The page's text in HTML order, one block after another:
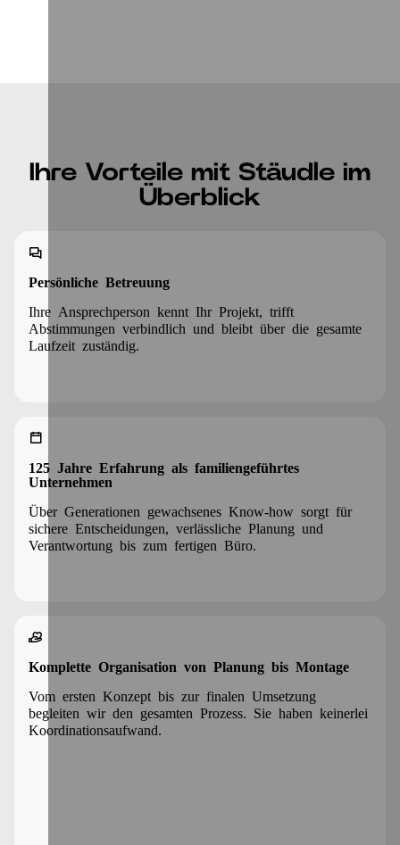
Ihre Vorteile mit Stäudle im
Überblick
Persönliche Betreuung
Ihre Ansprechperson kennt Ihr Projekt, trifft
Abstimmungen verbindlich und bleibt über die gesamte
Laufzeit zuständig.
125 Jahre Erfahrung als familiengeführtes
Unternehmen
Über Generationen gewachsenes Know-how sorgt für
sichere Entscheidungen, verlässliche Planung und
Verantwortung bis zum fertigen Büro.
Komplette Organisation von Planung bis Montage
Vom ersten Konzept bis zur finalen Umsetzung
begleiten wir den gesamten Prozess. Sie haben keinerlei
Koordinationsaufwand.